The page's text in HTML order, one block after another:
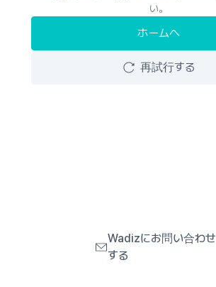
い。
ホームへ
再試行する
Wadizにお問い合わせ
する